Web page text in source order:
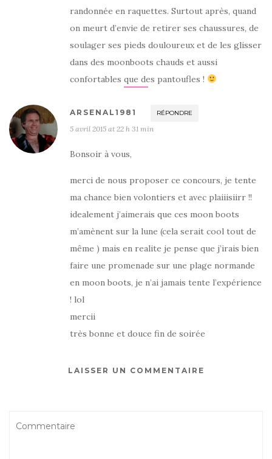
randonnée en raquettes. Surtout après, quand
on meurt d’envie de retirer ses chaussures, de
soulager ses pieds douloureux et de les glisser
dans des moonboots chauds et aussi
confortables que des pantoufles !
ARSENAL1981 RÉPONDRE
5 avril 2015 at 22 h 31 min
Bonsoir à vous,
merci de nous proposer ce concours, je tente
ma chance bien volontiers et avec plaiiisiirr !!
idealement j’aimerais que ces moon boots
m’amènent sur la lune (cela serait cool tout de
même ) mais en realite je pense que j’irais bien
faire une promenade sur une plage normande
en moon boots, je n’ai jamais tente l’expérience
! lol
mercii
très bonne et douce fin de soirée
LAISSER UN COMMENTAIRE